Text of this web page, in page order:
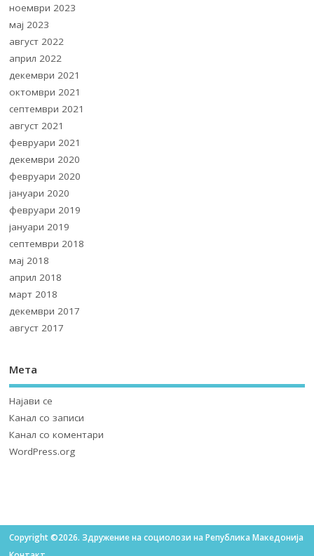
ноември 2023
мај 2023
август 2022
април 2022
декември 2021
октомври 2021
септември 2021
август 2021
февруари 2021
декември 2020
февруари 2020
јануари 2020
февруари 2019
јануари 2019
септември 2018
мај 2018
април 2018
март 2018
декември 2017
август 2017
Мета
Најави се
Канал со записи
Канал со коментари
WordPress.org
Copyright ©2026. Здружение на социолози на Република Македонија